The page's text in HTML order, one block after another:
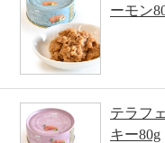
ーモン
テラフ
キー80g